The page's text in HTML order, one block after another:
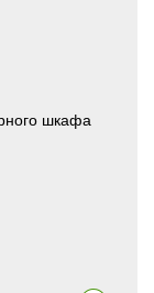
шкафа